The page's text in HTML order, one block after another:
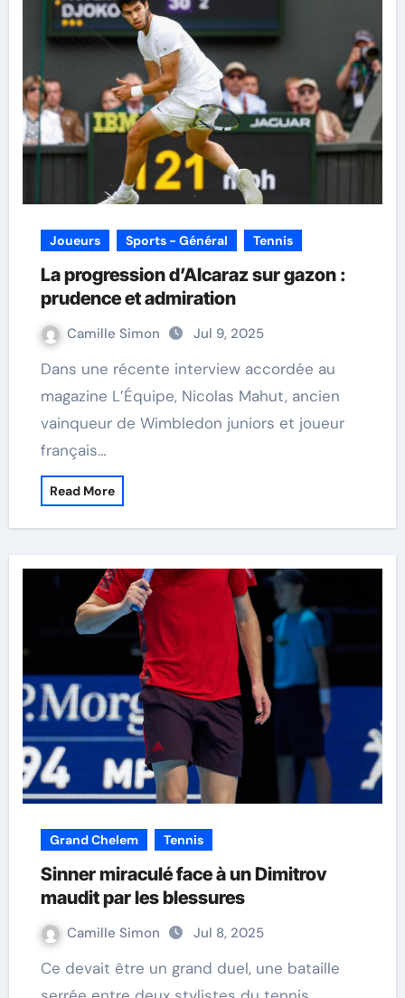
Joueurs Sports - Général Tennis
La progression d’Alcaraz sur gazon :
prudence et admiration
Camille Simon Jul 9, 2025
Dans une récente interview accordée au
magazine L’Équipe, Nicolas Mahut, ancien
vainqueur de Wimbledon juniors et joueur
français…
Read More
Grand Chelem Tennis
Sinner miraculé face à un Dimitrov
maudit par les blessures
Camille Simon Jul 8, 2025
Ce devait être un grand duel, une bataille